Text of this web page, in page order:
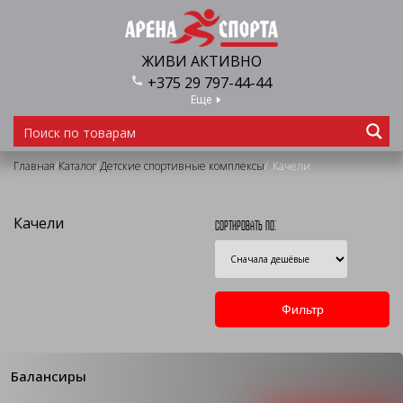
ЖИВИ АКТИВНО
+375 29 797-44-44
Еще
Главная/Каталог/Детские спортивные комплексы/ Качели
Качели Сортировать по:
Балансиры